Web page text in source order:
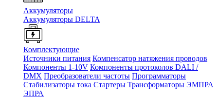
Аккумуляторы
Аккумуляторы DELTA
Комплектующие
Источники питания Компенсатор натяжения проводов
Компоненты 1-10V Компоненты протоколов DALI /
DMX Преобразователи частоты Программаторы
Стабилизаторы тока Стартеры Трансформаторы ЭМПРА
ЭПРА